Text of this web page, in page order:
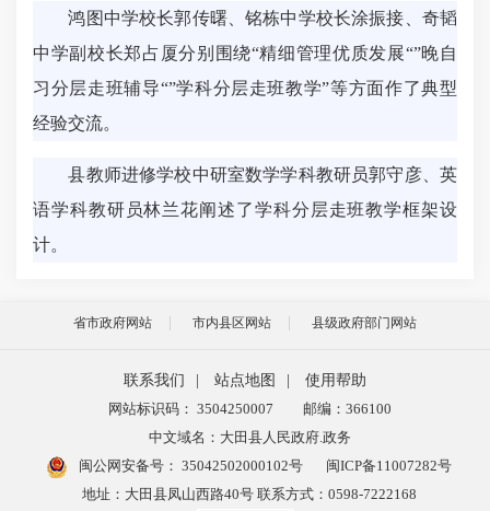
鸿图中学校长郭传曙、铭栋中学校长涂振接、奇韬
中学副校长郑占厦分别围绕“精细管理优质发展“”晚自
习分层走班辅导“”学科分层走班教学”等方面作了典型
经验交流。
县教师进修学校中研室数学学科教研员郭守彦、英
语学科教研员林兰花阐述了学科分层走班教学框架设
计。
省市政府网站 市内县区网站 县级政府部门网站
联系我们 站点地图
使用帮助
网站标识码： 3504250007
邮编：366100
中文域名：大田县人民政府.政务
闽公网安备号： 35042502000102号
闽ICP备11007282号
地址：大田县凤山西路40号 联系方式：0598-7222168